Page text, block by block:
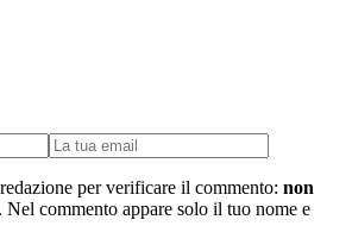
per verificare il commento: non
. Nel commento appare solo il tuo nome e